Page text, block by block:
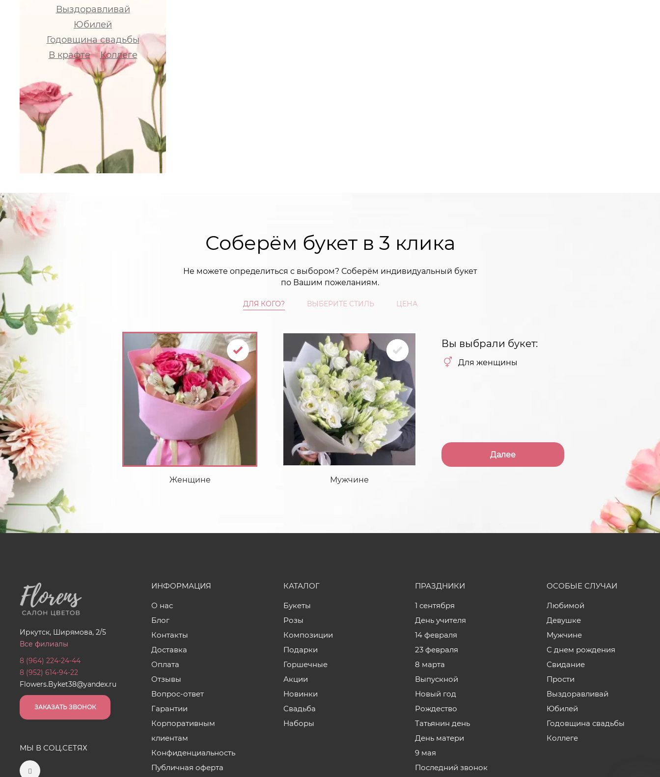
Выздоравливай
Юбилей
Годовщина свадьбы
В крафте
Коллеге
Соберём букет в 3 клика
Не можете определиться с выбором? Соберём индивидуальный букет
по Вашим пожеланиям.
ДЛЯ КОГО? ВЫБЕРИТЕ СТИЛЬ ЦЕНА
Женщине Мужчине
Вы выбрали букет:
Для женщины
Далее
Иркутск, Ширямова, 2/5
Все филиалы
8 (964) 224-24-44
8 (952) 614-94-22
Flowers.Byket38@yandex.ru
ЗАКАЗАТЬ ЗВОНОК
МЫ В СОЦ.СЕТЯХ
ИНФОРМАЦИЯ
О нас
Блог
Контакты
Доставка
Оплата
Отзывы
Вопрос-ответ
Гарантии
Корпоративным
клиентам
Конфиденциальность
Публичная оферта
КАТАЛОГ
Букеты
Розы
Композиции
Подарки
Горшечные
Акции
Новинки
Свадьба
Наборы
ПРАЗДНИКИ
1 сентября
День учителя
14 февраля
23 февраля
8 марта
Выпускной
Новый год
Рождество
Татьянин день
День матери
9 мая
Последний звонок
ОСОБЫЕ СЛУЧАИ
Любимой
Девушке
Мужчине
С днем рождения
Свидание
Прости
Выздоравливай
Юбилей
Годовщина свадьбы
Коллеге